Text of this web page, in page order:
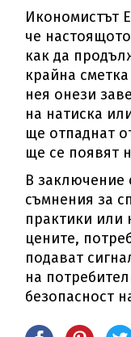
Икономистът
че
как да
крайна
нея онези
на натиска
ще отпаднат
ще се появят
В заключение
съмнения за
практики или
цените,
подават
на
безопасност